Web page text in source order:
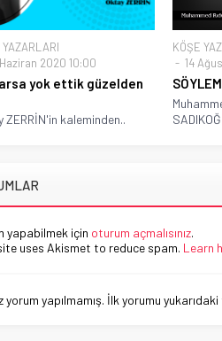
YAZARLARI
2020 10:00
yok ettik güzelden
ZERRİN'in kaleminden..
KÖŞE
14
yapabilmek için oturum açmalısınız.
uses Akismet to reduce spam. Learn
yorum yapılmamış. İlk yorumu